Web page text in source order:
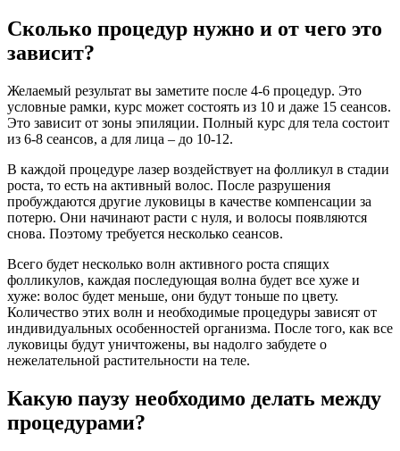
Сколько процедур нужно и от чего это
зависит?
Желаемый результат вы заметите после 4-6 процедур. Это
условные рамки, курс может состоять из 10 и даже 15 сеансов.
Это зависит от зоны эпиляции. Полный курс для тела состоит
из 6-8 сеансов, а для лица – до 10-12.
В каждой процедуре лазер воздействует на фолликул в стадии
роста, то есть на активный волос. После разрушения
пробуждаются другие луковицы в качестве компенсации за
потерю. Они начинают расти с нуля, и волосы появляются
снова. Поэтому требуется несколько сеансов.
Всего будет несколько волн активного роста спящих
фолликулов, каждая последующая волна будет все хуже и
хуже: волос будет меньше, они будут тоньше по цвету.
Количество этих волн и необходимые процедуры зависят от
индивидуальных особенностей организма. После того, как все
луковицы будут уничтожены, вы надолго забудете о
нежелательной растительности на теле.
Какую паузу необходимо делать между
процедурами?